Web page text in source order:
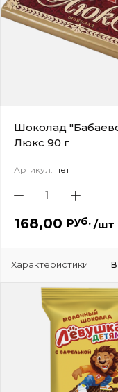
Шоколад
Люкс 90 г
Артикул: нет
168,00 руб. /шт
Характеристики В